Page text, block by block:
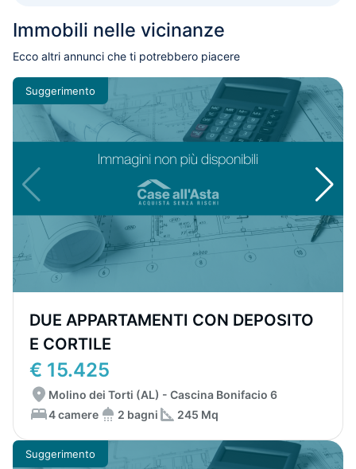
Immobili nelle vicinanze
Ecco altri annunci che ti potrebbero piacere
Suggerimento
DUE APPARTAMENTI CON DEPOSITO
E CORTILE
€ 15.425
Molino dei Torti (AL) - Cascina Bonifacio 6
4 camere
2 bagni 245 Mq
Suggerimento